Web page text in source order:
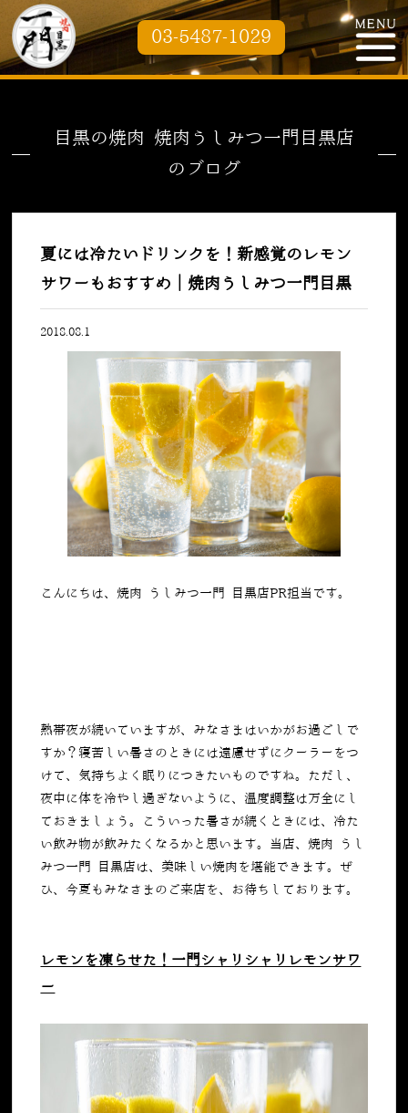
03-5487-1029
目黒の焼肉 焼肉うしみつ一門目黒店
のブログ
夏には冷たいドリンクを！新感覚のレモン
サワーもおすすめ｜焼肉うしみつ一門目黒
2018.08.1
こんにちは、焼肉 うしみつ一門 目黒店PR担当です。
熱帯夜が続いていますが、みなさまはいかがお過ごしで
すか？寝苦しい暑さのときには遠慮せずにクーラーをつ
けて、気持ちよく眠りにつきたいものですね。ただし、
夜中に体を冷やし過ぎないように、温度調整は万全にし
ておきましょう。こういった暑さが続くときには、冷た
い飲み物が飲みたくなるかと思います。当店、焼肉 うし
みつ一門 目黒店は、美味しい焼肉を堪能できます。ぜ
ひ、今夏もみなさまのご来店を、お待ちしております。
レモンを凍らせた！一門シャリシャリレモンサワ
ー